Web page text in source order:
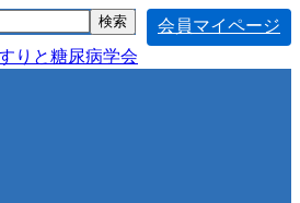
会員マイページ